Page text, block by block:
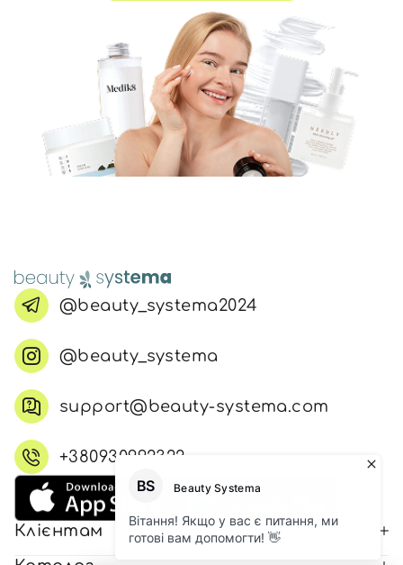
@beauty_systema2024
@beauty_systema
support@beauty-systema.com
+380930992322
Клієнтам